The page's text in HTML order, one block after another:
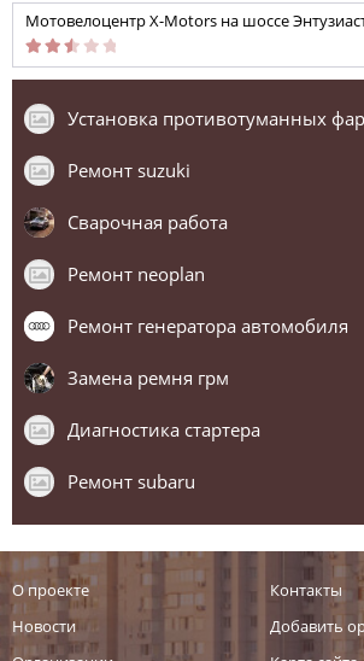
Мотовелоцентр X-Motors на шоссе
Установка противотуманных фар
Ремонт suzuki
Сварочная работа
Ремонт neoplan
Ремонт генератора автомобиля
Замена ремня грм
Диагностика стартера
Ремонт subaru
О проекте
Новости
Контакты
Добавить